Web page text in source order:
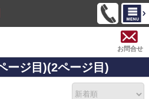
お問合せ
ージ目)(2ページ目)